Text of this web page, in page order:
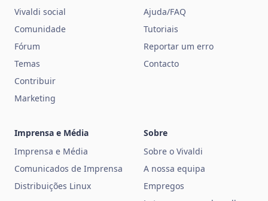
Vivaldi social
Comunidade
Fórum
Temas
Contribuir
Marketing
Ajuda/FAQ
Tutoriais
Reportar um erro
Contacto
Imprensa e Média
Imprensa e Média
Comunicados de Imprensa
Distribuições Linux
Sobre
Sobre o Vivaldi
A nossa equipa
Empregos